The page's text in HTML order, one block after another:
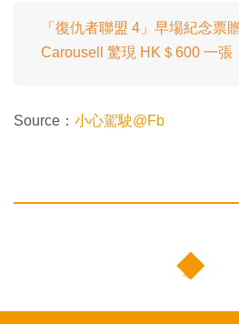
「復仇者聯盟 4」早場紀念票
Carousell 驚現 HK＄600 一張
Source： 小心駕駛@Fb